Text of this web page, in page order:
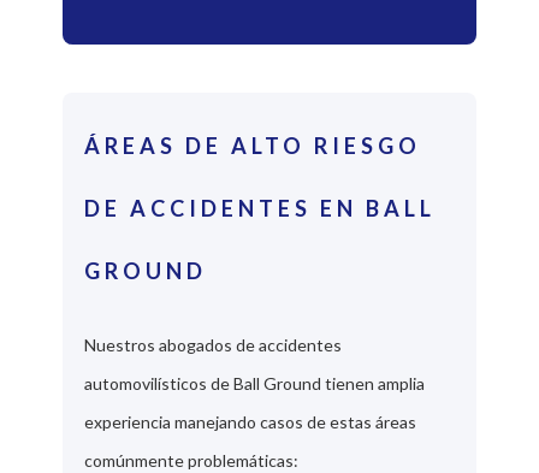
ÁREAS DE ALTO RIESGO
DE ACCIDENTES EN BALL
GROUND
Nuestros abogados de accidentes
automovilísticos de Ball Ground tienen amplia
experiencia manejando casos de estas áreas
comúnmente problemáticas: